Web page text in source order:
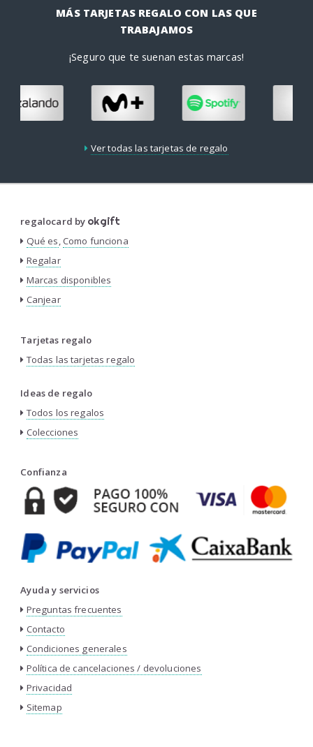
MÁS TARJETAS REGALO CON LAS QUE
TRABAJAMOS
¡Seguro que te suenan estas marcas!
Ver todas las tarjetas de regalo
regalocard by okgift
Qué es, Como funciona
Regalar
Marcas disponibles
Canjear
Tarjetas regalo
Todas las tarjetas regalo
Ideas de regalo
Todos los regalos
Colecciones
Confianza
Ayuda y servicios
Preguntas frecuentes
Contacto
Condiciones generales
Política de cancelaciones / devoluciones
Privacidad
Sitemap